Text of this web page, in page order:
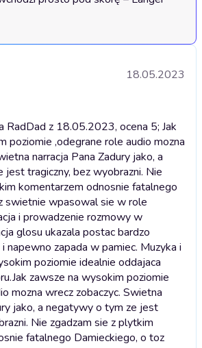
18.05.2023
RadDad z 18.05.2023, ocena 5; Jak
poziomie ,odegrane role audio mozna
narracja Pana Zadury jako, a
tragiczny, bez wyobrazni. Nie
komentarzem odnosnie fatalnego
swietnie wpasowal sie w role
i prowadzenie rozmowy w
glosu ukazala postac bardzo
napewno zapada w pamiec. Muzyka i
poziomie idealnie oddajaca
Jak zawsze na wysokim poziomie
mozna wrecz zobaczyc. Swietna
jako, a negatywy o tym ze jest
Nie zgadzam sie z plytkim
fatalnego Damieckiego, o toz